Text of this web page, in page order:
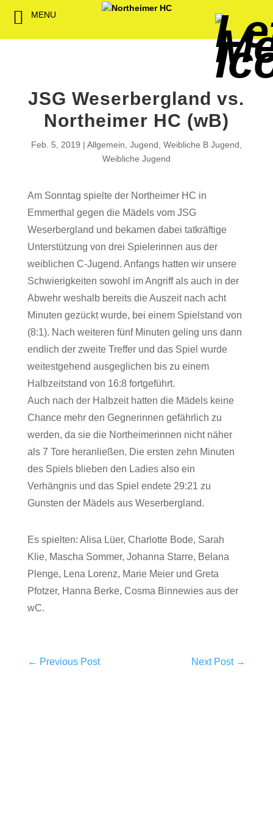
JSG Weserbergland vs.
Northeimer HC (wB)
Feb. 5, 2019 Allgemein Jugend Weibliche B Jugend
Weibliche Jugend
Am Sonntag spielte der Northeimer HC in
Emmerthal gegen die Mädels vom JSG
Weserbergland und bekamen dabei tatkräftige
Unterstützung von drei Spielerinnen aus der
weiblichen C-Jugend. Anfangs hatten wir unsere
Schwierigkeiten sowohl im Angriff als auch in der
Abwehr weshalb bereits die Auszeit nach acht
Minuten gezückt wurde, bei einem Spielstand von
(8:1). Nach weiteren fünf Minuten geling uns dann
endlich der zweite Treffer und das Spiel wurde
weitestgehend ausgeglichen bis zu einem
Halbzeitstand von 16:8 fortgeführt.
Auch nach der Halbzeit hatten die Mädels keine
Chance mehr den Gegnerinnen gefährlich zu
werden, da sie die Northeimerinnen nicht näher
als 7 Tore heranließen. Die ersten zehn Minuten
des Spiels blieben den Ladies also ein
Verhängnis und das Spiel endete 29:21 zu
Gunsten der Mädels aus Weserbergland.
Es spielten: Alisa Lüer, Charlotte Bode, Sarah
Klie, Mascha Sommer, Johanna Starre, Belana
Plenge, Lena Lorenz, Marie Meier und Greta
Pfotzer, Hanna Berke, Cosma Binnewies aus der
wC.
← Previous Post Next Post→
MENU
Back Back
1. Herren
2. Herren
1. Damen
Back
Weibliche
Jugend
Minis &
Spielbetrieb
Back
NHC
Back
Spieltagssponsoren
Hallenheft
Back
Back Back
Vorstand
Satzung
FWD
Back
Back
Download
Kooperationen
Termine
Intern
Back